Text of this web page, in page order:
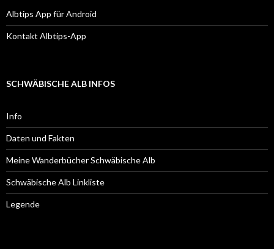
Albtips App für Android
Kontakt Albtips-App
SCHWÄBISCHE ALB INFOS
Info
Daten und Fakten
Meine Wanderbücher Schwäbische Alb
Schwäbische Alb Linkliste
Legende